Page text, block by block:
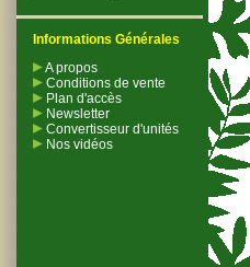
Informations Générales
A propos
Conditions de vente
Plan d'accès
Newsletter
Convertisseur d'unités
Nos vidéos